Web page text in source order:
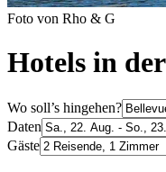
Foto von Rho & G
Hotels in
Wo soll’s hingehen?
Daten
Gäste